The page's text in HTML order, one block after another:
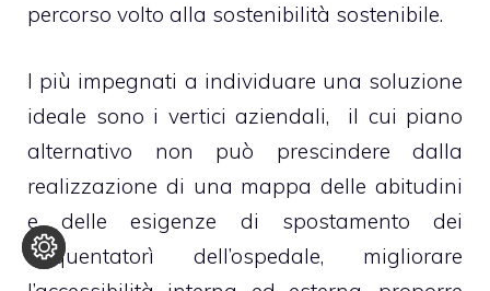
percorso volto alla sostenibilità sostenibile.
I più impegnati a individuare una soluzione
ideale sono i vertici aziendali, il cui piano
alternativo non può prescindere dalla
realizzazione di una mappa delle abitudini
e delle esigenze di spostamento dei
frequentatorì dell’ospedale, migliorare